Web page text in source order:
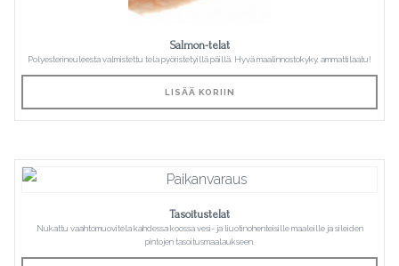
Salmon-telat
Polyesterineuleesta valmistettu tela pyöristetyillä päillä. Hyvä maalinnostokyky, ammattilaatu!
LISÄÄ KORIIN
Tasoitustelat
Nukattu vaahtomuovitela kahdessa koossa vesi- ja liuotinohenteisille maaleille ja sileiden
pintojen tasoitusmaalaukseen.